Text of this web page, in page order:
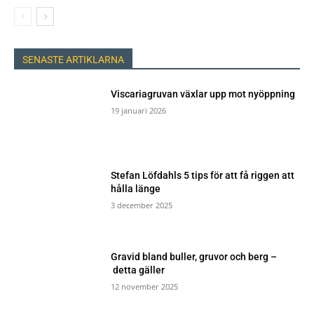
SENASTE ARTIKLARNA
Viscariagruvan växlar upp mot nyöppning
19 januari 2026
Stefan Löfdahls 5 tips för att få riggen att
hålla länge
3 december 2025
Gravid bland buller, gruvor och berg –
detta gäller
12 november 2025